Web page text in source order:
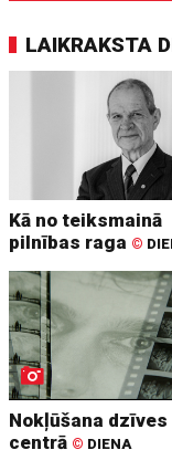
LAIKRAKSTA
Kā no teiksmainā
pilnības raga ©
Nokļūšana
centrā © DIENA